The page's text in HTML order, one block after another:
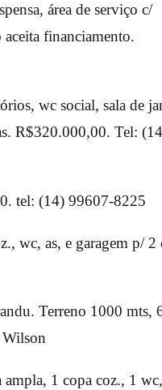
área de serviço c/
financiamento.
wc social, sala de
R$320.000,00. Tel:
tel: (14) 99607-8225
wc, as, e garagem p/ 2
Terreno 1000 mts,
1 copa coz., 1